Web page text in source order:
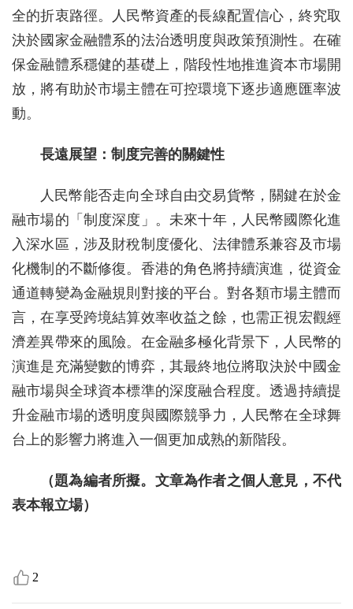
全的折衷路徑。人民幣資產的長線配置信心，終究取
決於國家金融體系的法治透明度與政策預測性。在確
保金融體系穩健的基礎上，階段性地推進資本市場開
放，將有助於市場主體在可控環境下逐步適應匯率波
動。
長遠展望：制度完善的關鍵性
人民幣能否走向全球自由交易貨幣，關鍵在於金
融市場的「制度深度」。未來十年，人民幣國際化進
入深水區，涉及財稅制度優化、法律體系兼容及市場
化機制的不斷修復。香港的角色將持續演進，從資金
通道轉變為金融規則對接的平台。對各類市場主體而
言，在享受跨境結算效率收益之餘，也需正視宏觀經
濟差異帶來的風險。在金融多極化背景下，人民幣的
演進是充滿變數的博弈，其最終地位將取決於中國金
融市場與全球資本標準的深度融合程度。透過持續提
升金融市場的透明度與國際競爭力，人民幣在全球舞
台上的影響力將進入一個更加成熟的新階段。
（題為編者所擬。文章為作者之個人意見，不代
表本報立場）
2